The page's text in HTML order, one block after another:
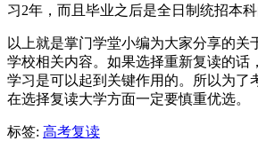
习2年，而且毕业之后是全日制统招本科
以上就是掌门学堂小编为大家分享的关
学校相关内容。如果选择重新复读的话
学习是可以起到关键作用的。所以为了
在选择复读大学方面一定要慎重优选。
标签: 高考复读